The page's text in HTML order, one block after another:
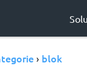
› blok